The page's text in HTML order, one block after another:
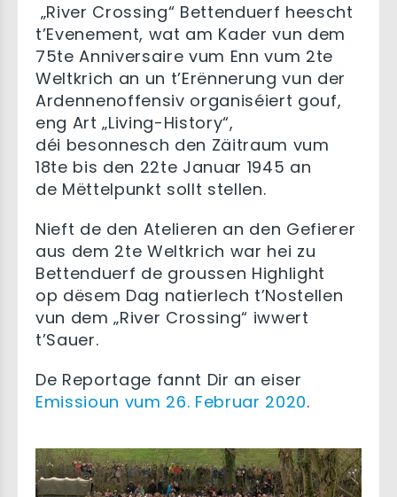
„River Crossing“ Bettenduerf heescht
t’Evenement, wat am Kader vun dem
75te Anniversaire vum Enn vum 2te
Weltkrich an un t’Erënnerung vun der
Ardennenoffensiv organiséiert gouf,
eng Art „Living-History“,
déi besonnesch den Zäitraum vum
18te bis den 22te Januar 1945 an
de Mëttelpunkt sollt stellen.
Nieft de den Atelieren an den Gefierer
aus dem 2te Weltkrich war hei zu
Bettenduerf de groussen Highlight
op dësem Dag natierlech t’Nostellen
vun dem „River Crossing“ iwwert
t’Sauer.
De Reportage fannt Dir an eiser
Emissioun vum 26. Februar 2020.